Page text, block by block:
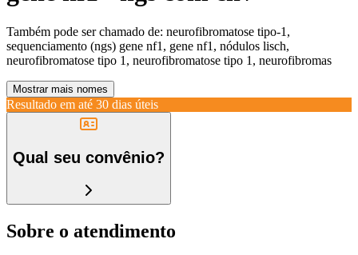
Também pode ser chamado de: neurofibromatose tipo-1,
sequenciamento (ngs) gene nf1, gene nf1, nódulos lisch,
neurofibromatose tipo 1, neurofibromatose tipo 1, neurofibromas
Mostrar mais nomes
Resultado em até 30 dias úteis
Qual seu convênio?
Sobre o atendimento